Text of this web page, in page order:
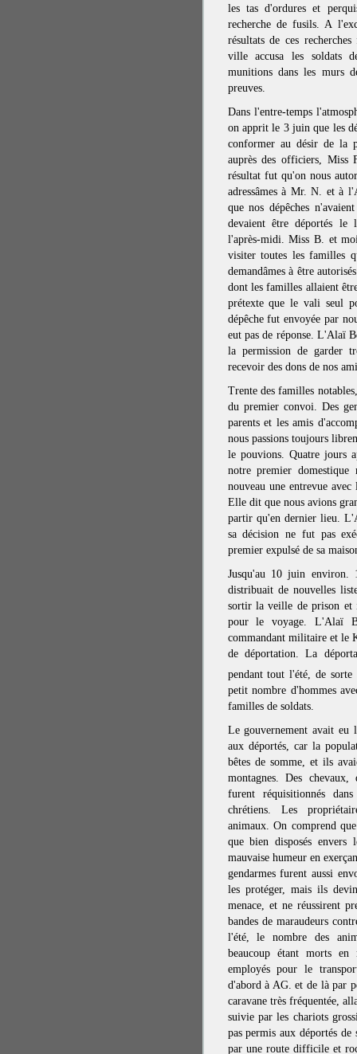
les tas d'ordures et
recherche de fusils. A
résultats de ces
ville accusa les soldats
munitions dans les murs
preuves.
Dans l'entre-temps
on apprit le 3 juin que les
conformer au désir de la
auprès des officiers, Miss
résultat fut qu'on nous
adressâmes à Mr. N. et à
que nos dépêches
devaient être déportés le
l'après-midi. Miss B. et
visiter toutes les familles
demandâmes à être
dont les familles allaient
prétexte que le vali seul
dépêche fut envoyée par
eut pas de réponse. L'Alaï
la permission de garder
recevoir des dons de nos
Trente des familles
du premier convoi. Des
parents et les amis
nous passions toujours
le pouvions. Quatre jours
notre premier
nouveau une entrevue
Elle dit que nous avions
partir qu'en dernier lieu.
sa décision ne fut pas
premier expulsé de sa
Jusqu'au 10 juin environ.
distribuait de nouvelles
sortir la veille de prison et
pour le voyage. L'Alaï
commandant militaire et le
de déportation. La
pendant tout l'été, de sorte
petit nombre d'hommes
familles de soldats.
Le gouvernement avait
aux déportés, car la
bêtes de somme, et ils
montagnes. Des chevaux,
furent réquisitionnés
chrétiens. Les
animaux. On comprend
que bien disposés envers
mauvaise humeur en
gendarmes furent aussi
les protéger, mais ils
menace, et ne réussirent
bandes de maraudeurs
l'été, le nombre des
beaucoup étant morts en
employés pour le
d'abord à AG. et de là par
caravane très fréquentée,
suivie par les chariots
pas permis aux déportés
par une route difficile et